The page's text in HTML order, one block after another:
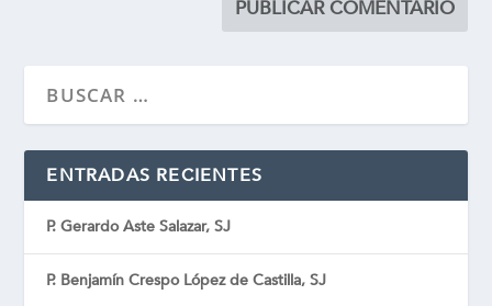
ENTRADAS RECIENTES
P. Gerardo Aste Salazar, SJ
P. Benjamín Crespo López de Castilla, SJ